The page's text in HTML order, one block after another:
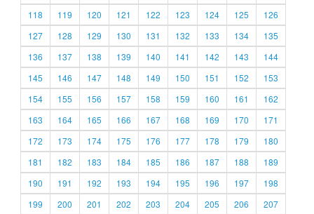
118
119 120 121 122 123 124 125
126
127
128 129 130 131 132 133 134
135
136
137 138 139 140 141 142 143
144
145
146 147 148 149 150 151 152
153
154
155 156 157 158 159 160 161
162
163
164 165 166 167 168 169 170
171
172
173 174 175 176 177 178 179
180
181
182 183 184 185 186 187 188
189
190
191 192 193 194 195 196 197
198
199
200 201 202 203 204 205 206
207